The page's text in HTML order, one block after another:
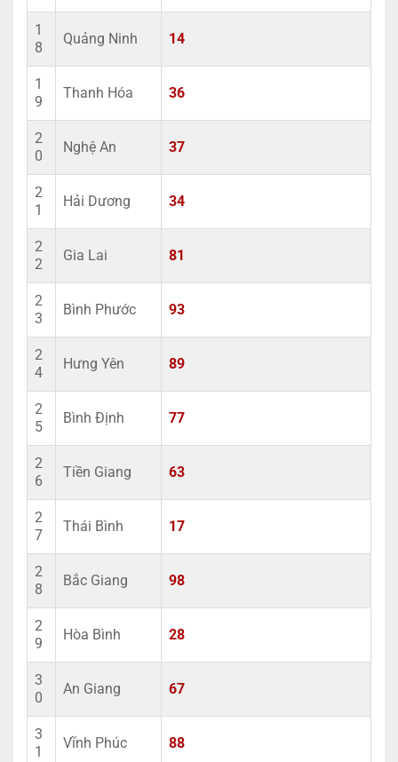
1
8
Quảng Ninh 14
1
9
Thanh Hóa 36
2
0
Nghệ An 37
2
1
Hải Dương 34
2
2
Gia Lai 81
2
3
Bình Phước 93
2
4
Hưng Yên 89
2
5
Bình Định 77
2
6
Tiền Giang 63
2
7
Thái Bình 17
2
8
Bắc Giang 98
2
9
Hòa Bình 28
3
0
An Giang 67
3
1
Vĩnh Phúc 88